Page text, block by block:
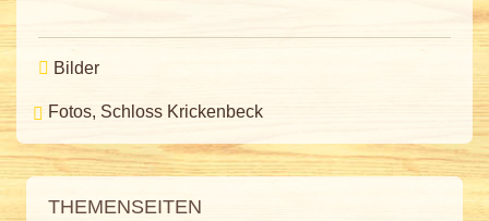
Bilder
Fotos Schloss Krickenbeck
THEMENSEITEN